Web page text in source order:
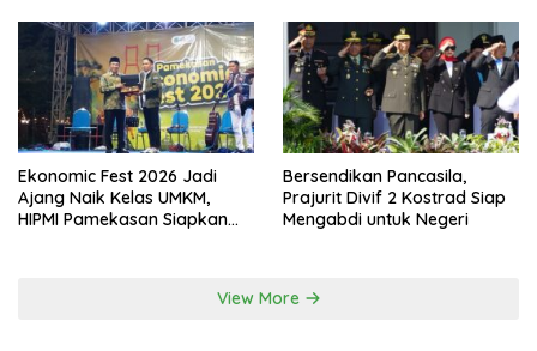
Ekonomic Fest 2026 Jadi
Ajang Naik Kelas UMKM,
HIPMI Pamekasan Siapkan
Bersendikan Pancasila,
Prajurit Divif 2 Kostrad Siap
Mengabdi untuk Negeri
View More